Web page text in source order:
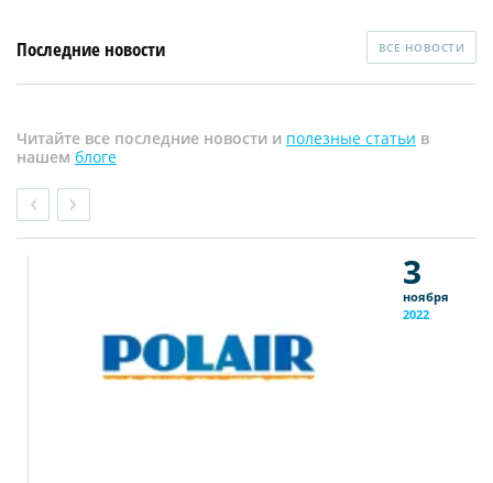
Последние новости ВСЕ НОВОСТИ
Читайте все последние новости и полезные статьи в
нашем блоге
3
ноября
2022